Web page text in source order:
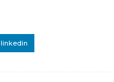
linkedin